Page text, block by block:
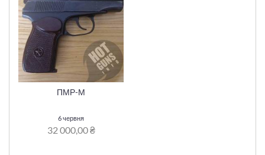
ПМР-М
6 червня
32 000,00 ₴